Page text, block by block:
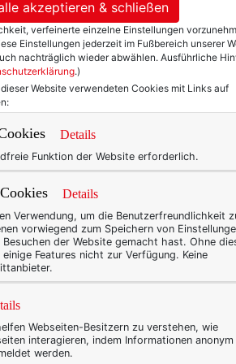
50+
nicht
akzeptieren & schließen
verfeinerte einzelne Einstellungen
Einstellungen jederzeit im Fußbereich unserer
nachträglich wieder abwählen. Ausführliche
.)
Website verwendeten Cookies mit Links auf
Details
Funktion der Website erforderlich.
Details
Verwendung, um die Benutzerfreundlichkeit
vorwiegend zum Speichern von
der Website gemacht hast. Ohne
Features nicht zur Verfügung. Keine
Webseiten-Besitzern zu verstehen, wie
interagieren, indem Informationen anonym
werden.